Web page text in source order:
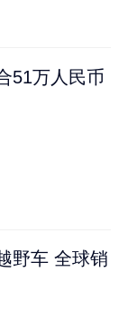
51万人民币
野车 全球销